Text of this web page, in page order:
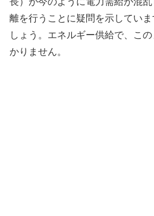
離を行うことに疑問を示してい
しょう。エネルギー供給で、こ
かりません。